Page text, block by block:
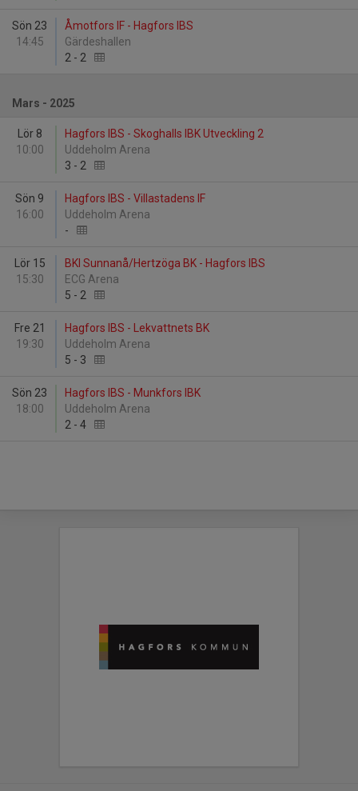
Sön 23
14:45
Åmotfors IF - Hagfors IBS
Gärdeshallen
2 - 2
Mars - 2025
Lör 8
10:00
Hagfors IBS - Skoghalls IBK Utveckling 2
Uddeholm Arena
3 - 2
Sön 9
16:00
Hagfors IBS - Villastadens IF
Uddeholm Arena
-
Lör 15
15:30
BKI Sunnanå/Hertzöga BK - Hagfors IBS
ECG Arena
5 - 2
Fre 21
19:30
Hagfors IBS - Lekvattnets BK
Uddeholm Arena
5 - 3
Sön 23
18:00
Hagfors IBS - Munkfors IBK
Uddeholm Arena
2 - 4